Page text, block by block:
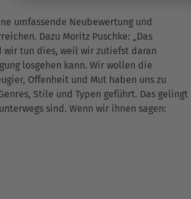
umfassende Neubewertung und
Dazu Moritz Puschke: „Das
wir tun dies, weil wir zutiefst daran
losgehen kann. Wir wollen die
Offenheit und Mut haben uns zu
Stile und Typen geführt. Das gelingt
sind. Wenn wir ihnen sagen: